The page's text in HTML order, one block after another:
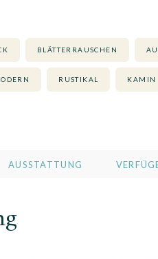
BLÄTTERRAUSCHEN
RUSTIKAL KAMIN
AUSSTATTUNG